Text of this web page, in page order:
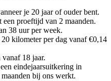
je 20 jaar of ouder bent.
een proeftijd van 2 maanden.
38 uur per week.
kilometer per dag vanaf €0,14
18 jaar.
eindejaarsuitkering in
bij ons werkt.